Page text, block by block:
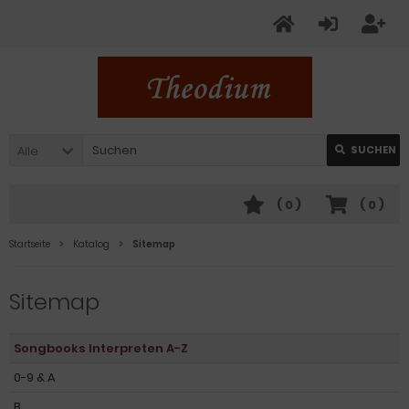
Alle SUCHEN
( 0 )
( 0 )
Startseite Katalog Sitemap
Sitemap
Songbooks Interpreten A-Z
0-9 & A